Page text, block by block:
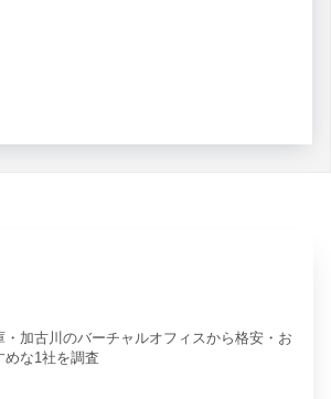
・加古川のバーチャルオフィスから格安・お
めな1社を調査